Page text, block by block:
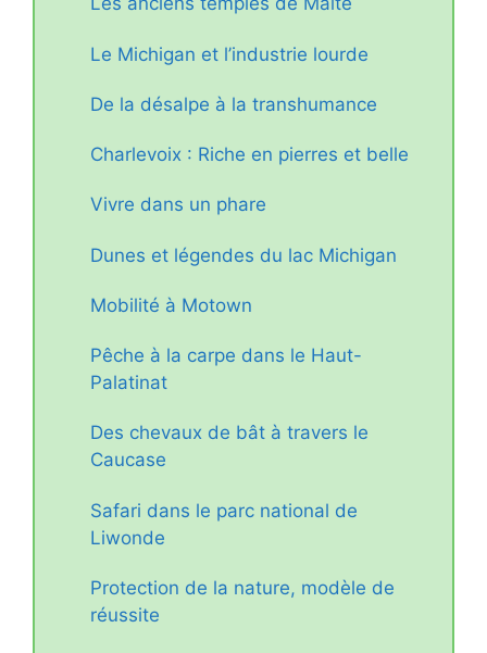
Le Michigan et l’industrie lourde
De la désalpe à la transhumance
Charlevoix : Riche en pierres et belle
Vivre dans un phare
Dunes et légendes du lac Michigan
Mobilité à Motown
Pêche à la carpe dans le Haut-
Palatinat
Des chevaux de bât à travers le
Caucase
Safari dans le parc national de
Liwonde
Protection de la nature, modèle de
réussite